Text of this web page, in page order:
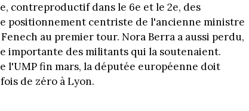
contreproductif dans le 6e et le 2e, des
positionnement centriste de l'ancienne ministre
au premier tour. Nora Berra a aussi perdu,
importante des militants qui la soutenaient.
l'UMP fin mars, la députée européenne doit
de zéro à Lyon.